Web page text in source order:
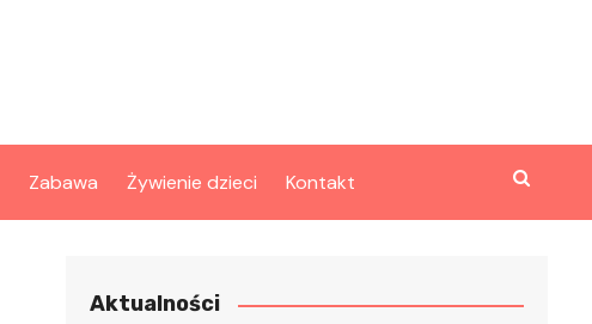
Zabawa Żywienie dzieci Kontakt
Aktualności